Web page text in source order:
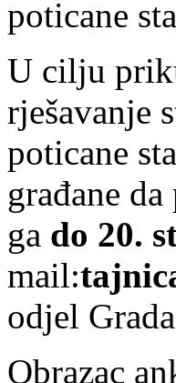
U cilju
rješavanje
poticane
građane
ga do 20.
mail:
odjel
Obrazac